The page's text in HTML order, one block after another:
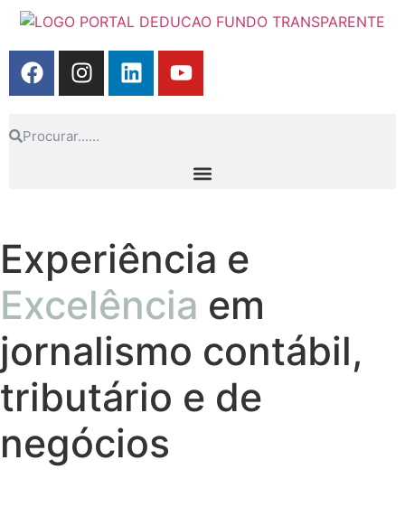
Experiência e
Excelência em
jornalismo contábil,
tributário e de
negócios